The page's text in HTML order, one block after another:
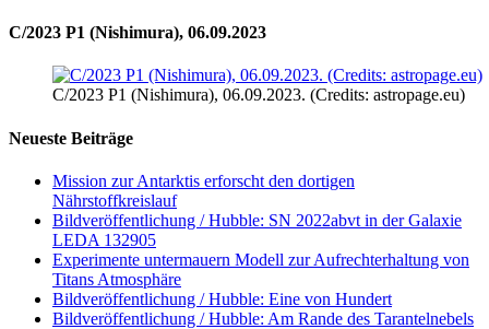
C/2023 P1 (Nishimura), 06.09.2023
C/2023 P1 (Nishimura), 06.09.2023. (Credits: astropage.eu)
Neueste Beiträge
Mission zur Antarktis erforscht den dortigen
Nährstoffkreislauf
Bildveröffentlichung / Hubble: SN 2022abvt in der Galaxie
LEDA 132905
Experimente untermauern Modell zur Aufrechterhaltung von
Titans Atmosphäre
Bildveröffentlichung / Hubble: Eine von Hundert
Bildveröffentlichung / Hubble: Am Rande des Tarantelnebels